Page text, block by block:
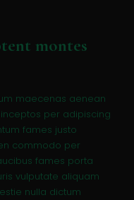
montes
maecenas aenean
per adipiscing
fames justo
commodo per
fames porta
vulputate aliquam
nulla dictum